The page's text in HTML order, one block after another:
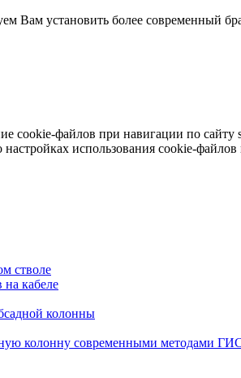
Вам установить более современный
файлов при навигации по сайту
использования cookie-
стволе
кабеле
колонны
колонну современными методами